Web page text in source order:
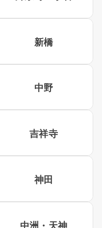
新橋
中野
吉祥寺
神田
中洲・天神